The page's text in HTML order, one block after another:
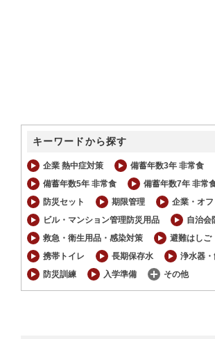
キーワードから探す
企業 熱中症対策
備蓄年数3年 非常食
備蓄年数5年 非常食
備蓄年数7年 非常
防災セット
期限管理
企業・オ
ビル・マンション管理防災用品
自治会
救急・衛生用品・感染対策
避難はしご
携帯トイレ
長期保存水
浄水器
防災訓練
入学準備 その他